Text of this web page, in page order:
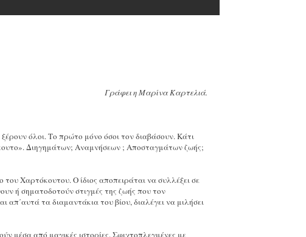
Γράφει η Μαρίνα Καρτελιά.
όλοι. Το πρώτο μόνο όσοι τον διαβάσουν. Κάτι
Διηγημάτων; Αναμνήσεων ; Αποσταγμάτων ζωής;
Χαρτόκουτου. Ο ίδιος αποπειράται να συλλέξει σε
ή σηματοδοτούν στιγμές της ζωής που τον
τα διαμαντάκια του βίου, διαλέγει να μιλήσει
μέσα από μαγικές ιστορίες. Σφιχτοπλεγμένες με